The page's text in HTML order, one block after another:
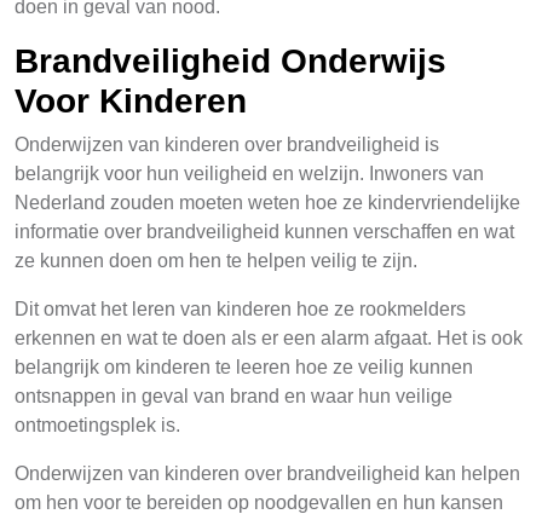
doen in geval van nood.
Brandveiligheid Onderwijs
Voor Kinderen
Onderwijzen van kinderen over brandveiligheid is
belangrijk voor hun veiligheid en welzijn. Inwoners van
Nederland zouden moeten weten hoe ze kindervriendelijke
informatie over brandveiligheid kunnen verschaffen en wat
ze kunnen doen om hen te helpen veilig te zijn.
Dit omvat het leren van kinderen hoe ze rookmelders
erkennen en wat te doen als er een alarm afgaat. Het is ook
belangrijk om kinderen te leeren hoe ze veilig kunnen
ontsnappen in geval van brand en waar hun veilige
ontmoetingsplek is.
Onderwijzen van kinderen over brandveiligheid kan helpen
om hen voor te bereiden op noodgevallen en hun kansen